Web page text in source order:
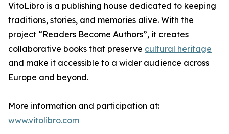
VitoLibro is a publishing house dedicated to keeping
traditions, stories, and memories alive. With the
project “Readers Become Authors”, it creates
collaborative books that preserve cultural heritage
and make it accessible to a wider audience across
Europe and beyond.
More information and participation at:
www.vitolibro.com